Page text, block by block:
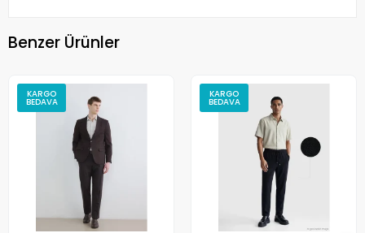
Benzer Ürünler
KARGO
BEDAVA
KARGO
BEDAVA